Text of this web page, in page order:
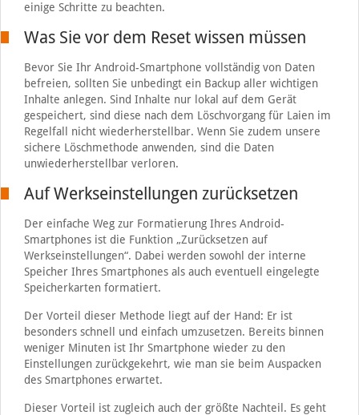
einige Schritte zu beachten.
Was Sie vor dem Reset wissen müssen
Bevor Sie Ihr Android-Smartphone vollständig von Daten
befreien, sollten Sie unbedingt ein Backup aller wichtigen
Inhalte anlegen. Sind Inhalte nur lokal auf dem Gerät
gespeichert, sind diese nach dem Löschvorgang für Laien im
Regelfall nicht wiederherstellbar. Wenn Sie zudem unsere
sichere Löschmethode anwenden, sind die Daten
unwiederherstellbar verloren.
Auf Werkseinstellungen zurücksetzen
Der einfache Weg zur Formatierung Ihres Android-
Smartphones ist die Funktion „Zurücksetzen auf
Werkseinstellungen“. Dabei werden sowohl der interne
Speicher Ihres Smartphones als auch eventuell eingelegte
Speicherkarten formatiert.
Der Vorteil dieser Methode liegt auf der Hand: Er ist
besonders schnell und einfach umzusetzen. Bereits binnen
weniger Minuten ist Ihr Smartphone wieder zu den
Einstellungen zurückgekehrt, wie man sie beim Auspacken
des Smartphones erwartet.
Dieser Vorteil ist zugleich auch der größte Nachteil. Es geht